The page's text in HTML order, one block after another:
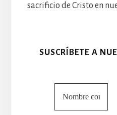
sacrificio de Cristo en
SUSCRÍBETE A